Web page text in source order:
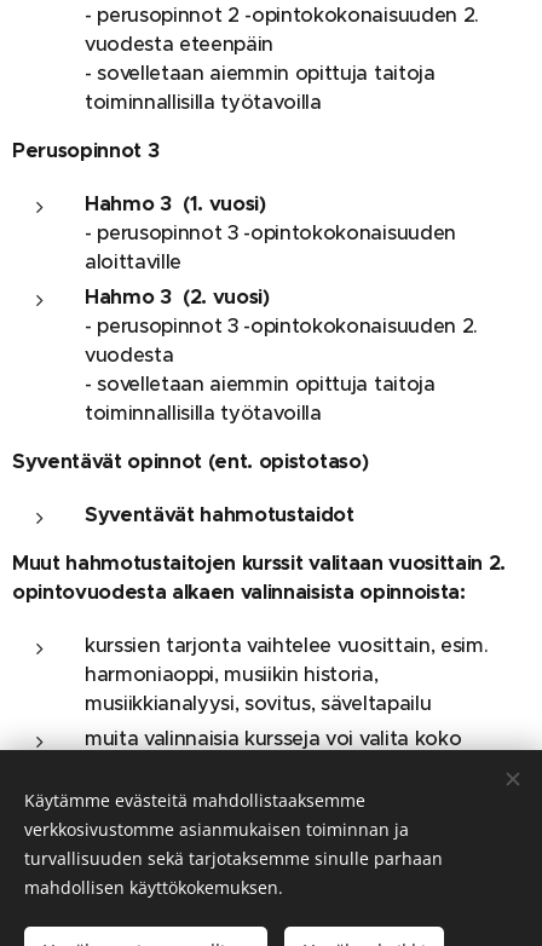
- perusopinnot 2 -opintokokonaisuuden 2.
vuodesta eteenpäin
- sovelletaan aiemmin opittuja taitoja
toiminnallisilla työtavoilla
Perusopinnot 3
Hahmo 3 (1. vuosi)
- perusopinnot 3 -opintokokonaisuuden
aloittaville
Hahmo 3 (2. vuosi)
- perusopinnot 3 -opintokokonaisuuden 2.
vuodesta
- sovelletaan aiemmin opittuja taitoja
toiminnallisilla työtavoilla
Syventävät opinnot (ent. opistotaso)
Syventävät hahmotustaidot
Muut hahmotustaitojen kurssit valitaan vuosittain 2.
opintovuodesta alkaen valinnaisista opinnoista:
kurssien tarjonta vaihtelee vuosittain, esim.
harmoniaoppi, musiikin historia,
musiikkianalyysi, sovitus, säveltapailu
muita valinnaisia kursseja voi valita koko
syventävien opintojen ajan, esim. improvisointi,
sähkömusiikki, sävellys
Tampereen konservatorio © Kaikki oikeudet pidätetään 2026
Käytämme evästeitä mahdollistaaksemme
verkkosivustomme asianmukaisen toiminnan ja
turvallisuuden sekä tarjotaksemme sinulle parhaan
mahdollisen käyttökokemuksen.